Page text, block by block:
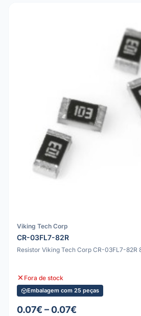
Viking Tech Corp
CR-03FL7-82R
Resistor Viking Tech Corp CR-03FL7-82R
Fora de stock
Embalagem com 25 peças
0.07€ – 0.07€